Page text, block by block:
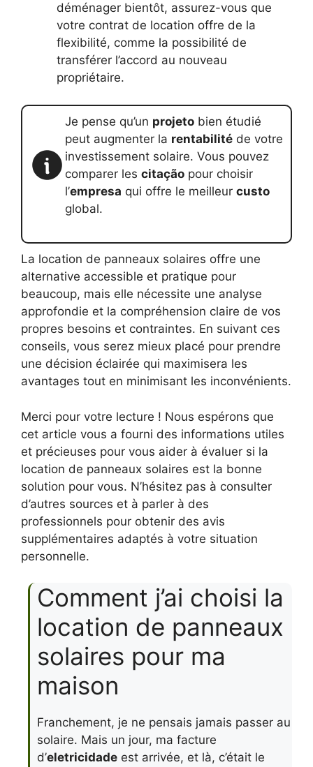
déménager bientôt, assurez-vous que
votre contrat de location offre de la
flexibilité, comme la possibilité de
transférer l’accord au nouveau
propriétaire.
Je pense qu’un projeto bien étudié
peut augmenter la rentabilité de votre
investissement solaire. Vous pouvez
comparer les citação pour choisir
l’empresa qui offre le meilleur custo
global.
La location de panneaux solaires offre une
alternative accessible et pratique pour
beaucoup, mais elle nécessite une analyse
approfondie et la compréhension claire de vos
propres besoins et contraintes. En suivant ces
conseils, vous serez mieux placé pour prendre
une décision éclairée qui maximisera les
avantages tout en minimisant les inconvénients.
Merci pour votre lecture ! Nous espérons que
cet article vous a fourni des informations utiles
et précieuses pour vous aider à évaluer si la
location de panneaux solaires est la bonne
solution pour vous. N’hésitez pas à consulter
d’autres sources et à parler à des
professionnels pour obtenir des avis
supplémentaires adaptés à votre situation
personnelle.
Comment j’ai choisi la
location de panneaux
solaires pour ma
maison
Franchement, je ne pensais jamais passer au
solaire. Mais un jour, ma facture
d’eletricidade est arrivée, et là, c’était le